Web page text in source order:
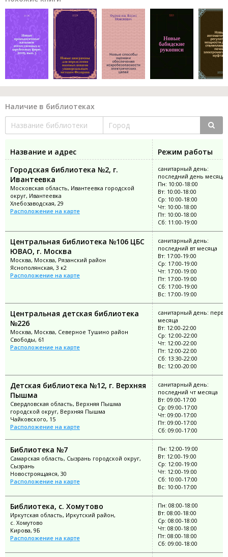
Наличие в библиотеках
Название и адрес
Режим работы
Городская библиотека №2, г.
Ивантеевка
Московская область, Ивантеевка городской
округ, Ивантеевка
Хлебозаводская, 29
Расположение на карте
санитарный день:
последний день месяца
Пн: 10:00-18:00
Вт: 10:00-18:00
Ср: 10:00-18:00
Чт: 10:00-18:00
Пт: 10:00-18:00
Сб: 11:00-19:00
Центральная библиотека №106 ЦБС
ЮВАО, г. Москва
Москва, Москва, Рязанский район
Яснополянская, 3 к2
Расположение на карте
санитарный день:
последний вт месяца
Вт: 17:00-19:00
Ср: 17:00-19:00
Чт: 17:00-19:00
Пт: 17:00-19:00
Сб: 17:00-19:00
Вс: 17:00-19:00
Центральная детская библиотека
№226
Москва, Москва, Северное Тушино район
Свободы, 61
Расположение на карте
санитарный день:
месяца
Вт: 12:00-22:00
Ср: 12:00-22:00
Чт: 12:00-22:00
Пт: 12:00-22:00
Сб: 13:30-22:00
Вс: 12:00-20:00
Детская библиотека №12, г. Верхняя
Пышма
Свердловская область, Верхняя Пышма
городской округ, Верхняя Пышма
Чайковского, 15
Расположение на карте
санитарный день:
последний чт месяца
Вт: 09:00-17:00
Ср: 09:00-17:00
Чт: 09:00-17:00
Пт: 09:00-17:00
Сб: 09:00-17:00
Библиотека №7
Самарская область, Сызрань городской округ,
Сызрань
Новостроящаяся, 30
Расположение на карте
Пн: 12:00-19:00
Вт: 12:00-19:00
Ср: 12:00-19:00
Чт: 12:00-19:00
Сб: 10:00-17:00
Вс: 10:00-17:00
Библиотека, с. Хомутово
Иркутская область, Иркутский район,
с. Хомутово
Кирова, 9Б
Расположение на карте
Пн: 08:00-18:00
Вт: 08:00-18:00
Ср: 08:00-18:00
Чт: 08:00-18:00
Пт: 08:00-18:00
Сб: 09:00-18:00